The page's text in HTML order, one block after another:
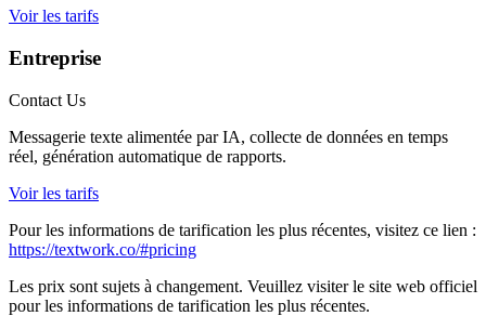
Voir les tarifs
Entreprise
Contact Us
Messagerie texte alimentée par IA, collecte de données en temps
réel, génération automatique de rapports.
Voir les tarifs
Pour les informations de tarification les plus récentes, visitez ce lien :
https://textwork.co/#pricing
Les prix sont sujets à changement. Veuillez visiter le site web officiel
pour les informations de tarification les plus récentes.